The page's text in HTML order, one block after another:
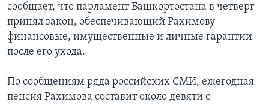
сообщает, что парламент Башкортостана в четверг
принял закон, обеспечивающий Рахимову
финансовые, имущественные и личные гарантии
после его ухода.
По сообщениям ряда российских СМИ, ежегодная
пенсия Рахимова составит около девяти с